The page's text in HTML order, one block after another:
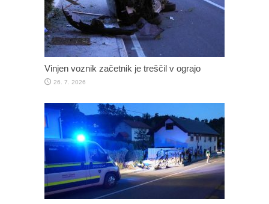
Vinjen voznik začetnik je treščil v ograjo
26. 7. 2026